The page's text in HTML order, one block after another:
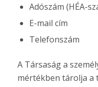
Adószám (HÉA-
E-mail cím
Telefonszám
A Társaság a
mértékben tárolja a